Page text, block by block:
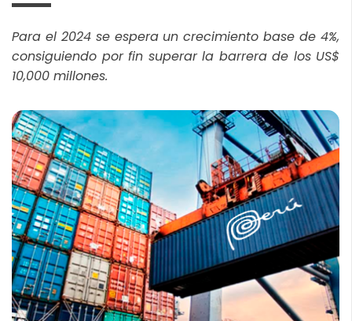
Para el 2024 se espera un crecimiento base de 4%,
consiguiendo por fin superar la barrera de los US$
10,000 millones.